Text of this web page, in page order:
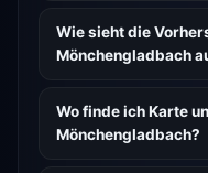
Wie sieht die
Mönchengladbach
Wo finde ich Karte
Mönchengladbach?